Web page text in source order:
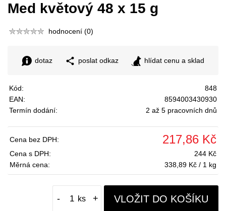
Med květový 48 x 15 g
hodnocení (0)
dotaz poslat odkaz hlídat cenu a sklad
Kód:
848
EAN:
8594003430930
Termín dodání:
2 až 5 pracovních dnů
Cena bez DPH: 217,86 Kč
Cena s DPH:
244 Kč
Měrná cena:
338,89 Kč / 1 kg
- + VLOŽIT DO KOŠÍKU